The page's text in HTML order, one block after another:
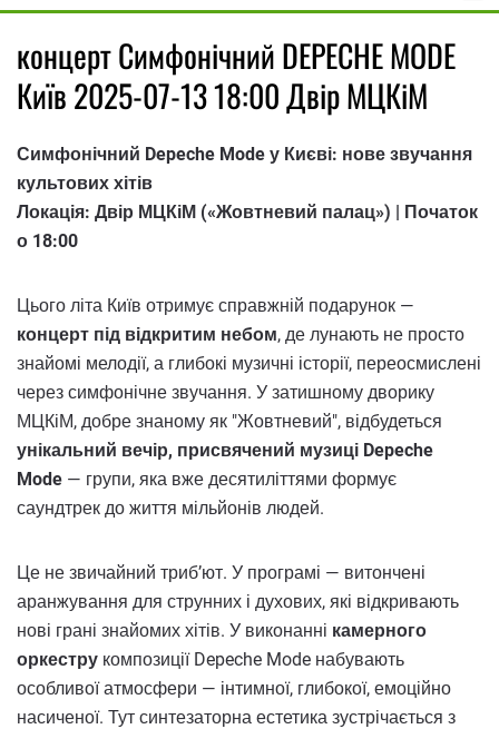
концерт Симфонічний DEPECHE MODE
Київ 2025-07-13 18:00 Двір МЦКіМ
Симфонічний Depeche Mode у Києві: нове звучання
культових хітів
Локація: Двір МЦКіМ («Жовтневий палац») | Початок
о 18:00
Цього літа Київ отримує справжній подарунок —
концерт під відкритим небом, де лунають не просто
знайомі мелодії, а глибокі музичні історії, переосмислені
через симфонічне звучання. У затишному дворику
МЦКіМ, добре знаному як "Жовтневий", відбудеться
унікальний вечір, присвячений музиці Depeche
Mode — групи, яка вже десятиліттями формує
саундтрек до життя мільйонів людей.
Це не звичайний триб’ют. У програмі — витончені
аранжування для струнних і духових, які відкривають
нові грані знайомих хітів. У виконанні камерного
оркестру композиції Depeche Mode набувають
особливої атмосфери — інтимної, глибокої, емоційно
насиченої. Тут синтезаторна естетика зустрічається з